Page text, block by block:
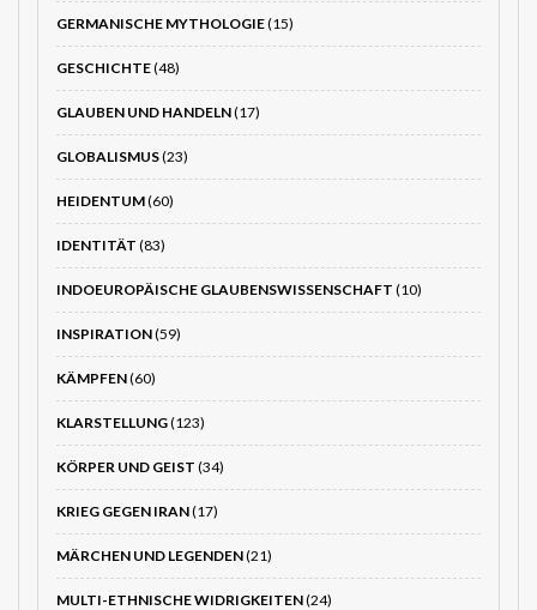
GERMANISCHE MYTHOLOGIE(15)
GESCHICHTE(48)
GLAUBEN UND HANDELN(17)
GLOBALISMUS(23)
HEIDENTUM(60)
IDENTITÄT (83)
INDOEUROPÄISCHE GLAUBENSWISSENSCHAFT (10)
INSPIRATION(59)
KÄMPFEN(60)
KLARSTELLUNG(123)
KÖRPER UND GEIST (34)
KRIEG GEGEN IRAN(17)
MÄRCHEN UND LEGENDEN(21)
MULTI-ETHNISCHE WIDRIGKEITEN(24)